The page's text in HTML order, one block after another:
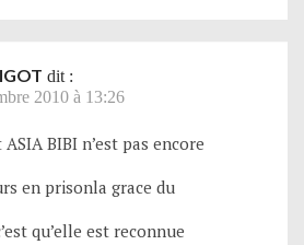
dit :
2010 à 13:26
BIBI n’est pas encore
en prisonla grace du
qu’elle est reconnue